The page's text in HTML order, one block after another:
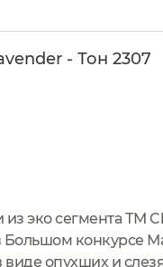
- Тон 2307
из эко сегмента ТМ
Большом конкурсе
опухших и